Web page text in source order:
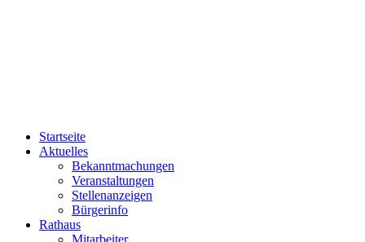
Startseite
Aktuelles
Bekanntmachungen
Veranstaltungen
Stellenanzeigen
Bürgerinfo
Rathaus
Mitarbeiter